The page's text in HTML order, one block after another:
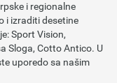
i regionalne
i izraditi desetine
Sport Vision,
Sloga, Cotto Antico. U
uporedo sa našim